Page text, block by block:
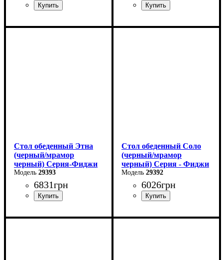
Длина: 130 (+40) см
Ширина: 140 см
Стол обеденный Этна
(черный/мрамор
черный) Серия-Фиджи
29393
6831грн
Ширина: 120 см
Стол обеденный Соло
(черный/мрамор
черный) Серия - Фиджи
29392
6026грн
Длина: 110 см